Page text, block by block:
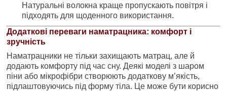
Натуральні волокна краще пропускають повітря і
підходять для щоденного використання.
Додаткові переваги наматрацника: комфорт і
зручність
Наматрацники не тільки захищають матрац, але й
додають комфорту під час сну. Деякі моделі з шаром
піни або мікрофібри створюють додаткову м’якість,
підлаштовуючись під форму тіла. Це може бути корисно